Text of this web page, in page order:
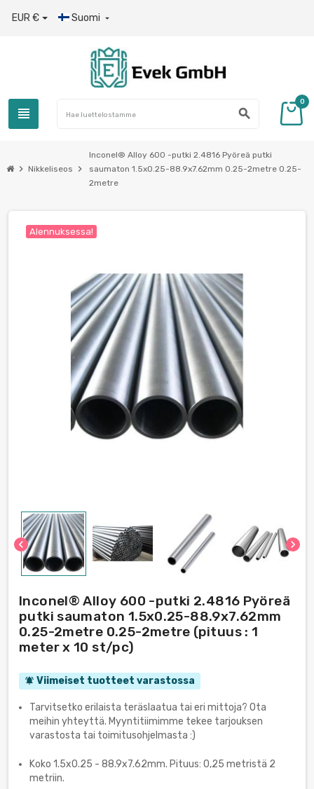
EUR € Suomi 
view_headline search
0
chevron_right Nikkeliseos chevron_right
Inconel® Alloy 600 -putki 2.4816 Pyöreä putki
saumaton 1.5x0.25-88.9х7.62mm 0.25-2metre 0.25-
2metre
chevron_left chevron_right
Alennuksessa!
Inconel® Alloy 600 -putki 2.4816 Pyöreä
putki saumaton 1.5x0.25-88.9х7.62mm
0.25-2metre 0.25-2metre (pituus : 1
meter x 10 st/pc)
notifications_active Viimeiset tuotteet varastossa
Tarvitsetko erilaista teräslaatua tai eri mittoja? Ota
meihin yhteyttä. Myyntitiimimme tekee tarjouksen
varastosta tai toimitusohjelmasta :)
Koko 1.5x0.25 - 88.9х7.62mm. Pituus: 0,25 metristä 2
metriin.